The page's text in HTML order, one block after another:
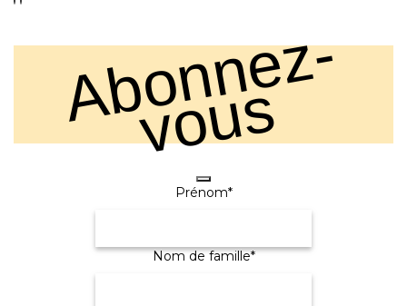
A
b
o
n
n
e
z
-
v
o
u
s
Prénom*
Nom de famille*